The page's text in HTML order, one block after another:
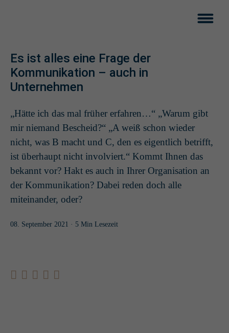
Es ist alles eine Frage der
Kommunikation – auch in
Unternehmen
„Hätte ich das mal früher erfahren…“ „Warum gibt
mir niemand Bescheid?“ „A weiß schon wieder
nicht, was B macht und C, den es eigentlich betrifft,
ist überhaupt nicht involviert.“ Kommt Ihnen das
bekannt vor? Hakt es auch in Ihrer Organisation an
der Kommunikation? Dabei reden doch alle
miteinander, oder?
08. September 2021 · 5 Min Lesezeit